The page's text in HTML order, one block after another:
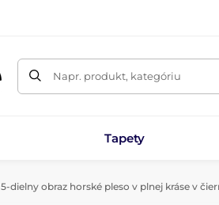
Napr. produkt, kategóriu
Tapety
5-dielny obraz horské pleso v plnej kráse v